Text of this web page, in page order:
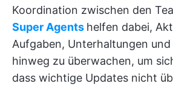
Koordination zwischen den
Super Agents helfen dabei,
Aufgaben, Unterhaltungen
hinweg zu überwachen, um
dass wichtige Updates nicht